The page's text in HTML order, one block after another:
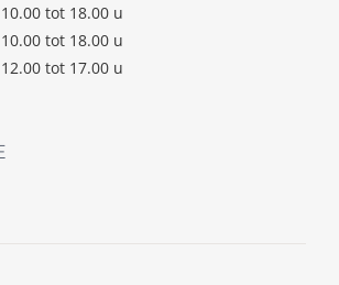
10.00 tot 18.00 u
10.00 tot 18.00 u
12.00 tot 17.00 u